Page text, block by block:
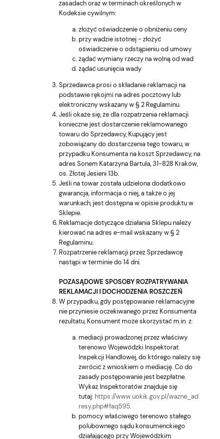
zasadach oraz w terminach określonych w
Kodeksie cywilnym:
złożyć oświadczenie o obniżeniu ceny
przy wadzie istotnej - złożyć
oświadczenie o odstąpieniu od umowy
żądać wymiany rzeczy na wolną od wad
żądać usunięcia wady
Sprzedawca prosi o składanie reklamacji na
podstawie rękojmi na adres pocztowy lub
elektroniczny wskazany w § 2 Regulaminu.
Jeśli okaże się, że dla rozpatrzenia reklamacji
konieczne jest dostarczenie reklamowanego
towaru do Sprzedawcy, Kupujący jest
zobowiązany do dostarczenia tego towaru, w
przypadku Konsumenta na koszt Sprzedawcy, na
adres Sonem Katarzyna Bartula, 31-828 Kraków,
os. Złotej Jesieni 13b.
Jeśli na towar została udzielona dodatkowo
gwarancja, informacja o niej, a także o jej
warunkach, jest dostępna w opisie produktu w
Sklepie.
Reklamacje dotyczące działania Sklepu należy
kierować na adres e-mail wskazany w § 2
Regulaminu.
Rozpatrzenie reklamacji przez Sprzedawcę
nastąpi w terminie do 14 dni.
POZASĄDOWE SPOSOBY ROZPATRYWANIA
REKLAMACJI I DOCHODZENIA ROSZCZEŃ
W przypadku, gdy postępowanie reklamacyjne
nie przyniesie oczekiwanego przez Konsumenta
rezultatu, Konsument może skorzystać m.in. z:
mediacji prowadzonej przez właściwy
terenowo Wojewódzki Inspektorat
Inspekcji Handlowej, do którego należy się
zwrócić z wnioskiem o mediację. Co do
zasady postępowanie jest bezpłatne.
Wykaz Inspektoratów znajduje się
tutaj: https://www.uokik.gov.pl/wazne_ad
resy.php#faq595.
pomocy właściwego terenowo stałego
polubownego sądu konsumenckiego
działającego przy Wojewódzkim